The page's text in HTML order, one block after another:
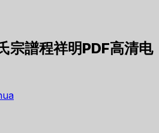
宗譜程祥明PDF高清电